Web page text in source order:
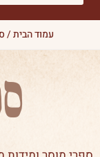
עמוד הבית/